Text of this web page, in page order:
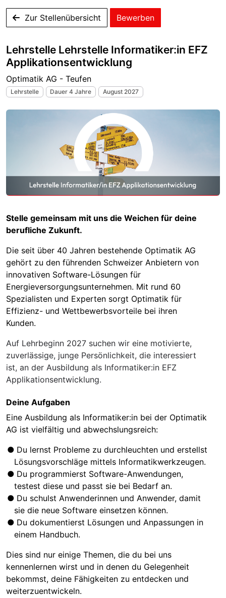
Zur Stellenübersicht Bewerben
Lehrstelle Lehrstelle Informatiker:in EFZ
Applikationsentwicklung
Optimatik AG - Teufen
Lehrstelle Dauer 4 Jahre August 2027
Stelle gemeinsam mit uns die Weichen für deine
berufliche Zukunft.
Die seit über 40 Jahren bestehende Optimatik AG
gehört zu den führenden Schweizer Anbietern von
innovativen Software-Lösungen für
Energieversorgungsunternehmen. Mit rund 60
Spezialisten und Experten sorgt Optimatik für
Effizienz- und Wettbewerbsvorteile bei ihren
Kunden.
Auf Lehrbeginn 2027 suchen wir eine motivierte,
zuverlässige, junge Persönlichkeit, die interessiert
ist, an der Ausbildung als Informatiker:in EFZ
Applikationsentwicklung.
Deine Aufgaben
Eine Ausbildung als Informatiker:in bei der Optimatik
AG ist vielfältig und abwechslungsreich:
Du lernst Probleme zu durchleuchten und erstellst
Lösungsvorschläge mittels Informatikwerkzeugen.
Du programmierst Software-Anwendungen,
testest diese und passt sie bei Bedarf an.
Du schulst Anwenderinnen und Anwender, damit
sie die neue Software einsetzen können.
Du dokumentierst Lösungen und Anpassungen in
einem Handbuch.
Dies sind nur einige Themen, die du bei uns
kennenlernen wirst und in denen du Gelegenheit
bekommst, deine Fähigkeiten zu entdecken und
weiterzuentwickeln.